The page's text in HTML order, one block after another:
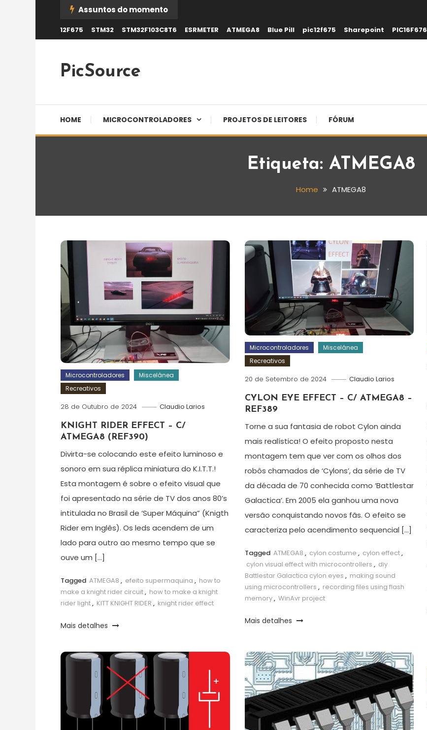
Content
Assuntos do momento
12F675 STM32 STM32F103C8T6 ESRMETER ATMEGA8 Blue Pill pic12f675 Sharepoint PIC16F676
PicSource
HOME MICROCONTROLADORES PROJETOS DE LEITORES FÓRUM
Etiqueta: ATMEGA8
Home ATMEGA8
Microcontroladores
Miscelânea
Recreativos
28 de Outubro de 2024 Claudio Larios
KNIGHT RIDER EFFECT – C/
ATMEGA8 (REF390)
Divirta-se colocando este efeito luminoso e
sonoro em sua réplica miniatura do K.I.T.T.!
Esta montagem é sobre o efeito visual que
foi apresentado na série de TV dos anos 80’s
intitulada no Brasil de ‘Super Máquina” (Knigth
Rider em Inglês). Os leds acendem de um
lado para outro ao mesmo tempo que se
ouve um […]
Tagged ATMEGA8 , efeito supermaquina , how to
make a knight rider circuit, how to make a knight
rider light, KITT KNIGHT RIDER , knight rider effect
Mais detalhes
Microcontroladores
Miscelânea
Recreativos
20 de Setembro de 2024 Claudio Larios
CYLON EYE EFFECT – C/ ATMEGA8 –
REF389
Torne a sua fantasia de robot Cylon ainda
mais realística! O efeito proposto nesta
montagem tem que ver com os olhos dos
robôs chamados de ‘Cylons’, da série de TV
da década de 70 conhecida como ‘Battlestar
Galactica’. Em 2005 ela ganhou uma nova
versão conquistando novos fãs. O efeito se
caracteriza pelo acendimento sequencial […]
Tagged ATMEGA8 , cylon costume , cylon effect,
cylon visual effect with microcontrollers , diy
Battlestar Galactica cylon eyes , making sound
using microcontrollers , recording files using flash
memory, WinAvr project
Mais detalhes